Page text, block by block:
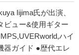
Iijima氏が出演、
ビュー&使用ギター
ハイ
器ガイド ●歴代エレ